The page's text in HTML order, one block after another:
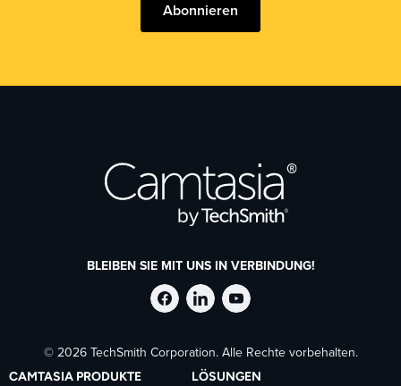
Abonnieren
BLEIBEN SIE MIT UNS IN VERBINDUNG!
TechSmith
auf
TechSmith
auf
TechSmith
auf
© 2026 TechSmith Corporation. Alle Rechte vorbehalten.
CAMTASIA PRODUKTE LÖSUNGEN